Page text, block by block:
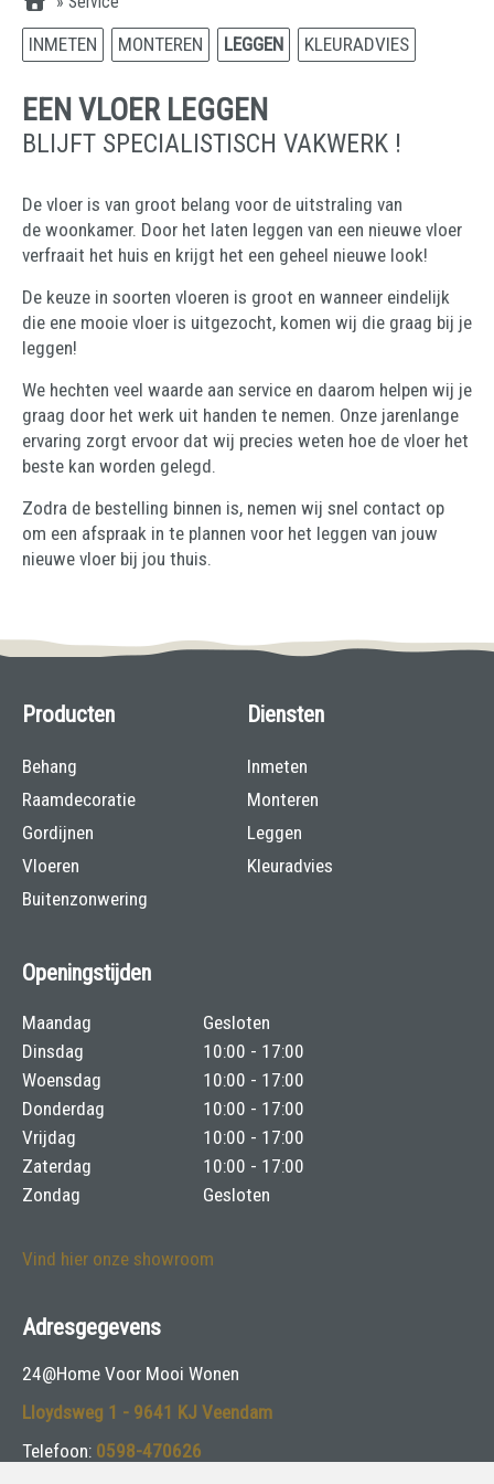
INMETEN MONTEREN LEGGEN KLEURADVIES
EEN VLOER LEGGEN
BLIJFT SPECIALISTISCH VAKWERK !
De vloer is van groot belang voor de uitstraling van
de woonkamer. Door het laten leggen van een nieuwe vloer
verfraait het huis en krijgt het een geheel nieuwe look!
De keuze in soorten vloeren is groot en wanneer eindelijk
die ene mooie vloer is uitgezocht, komen wij die graag bij je
leggen!
We hechten veel waarde aan service en daarom helpen wij je
graag door het werk uit handen te nemen. Onze jarenlange
ervaring zorgt ervoor dat wij precies weten hoe de vloer het
beste kan worden gelegd.
Zodra de bestelling binnen is, nemen wij snel contact op
om een afspraak in te plannen voor het leggen van jouw
nieuwe vloer bij jou thuis.
Producten
Behang
Raamdecoratie
Gordijnen
Vloeren
Buitenzonwering
Diensten
Inmeten
Monteren
Leggen
Kleuradvies
Openingstijden
Maandag
Gesloten
Dinsdag
10:00 - 17:00
Woensdag
10:00 - 17:00
Donderdag
10:00 - 17:00
Vrijdag
10:00 - 17:00
Zaterdag
10:00 - 17:00
Zondag
Gesloten
Vind hier onze showroom
Adresgegevens
24@Home Voor Mooi Wonen
Lloydsweg 1 - 9641 KJ Veendam
Telefoon: 0598-470626